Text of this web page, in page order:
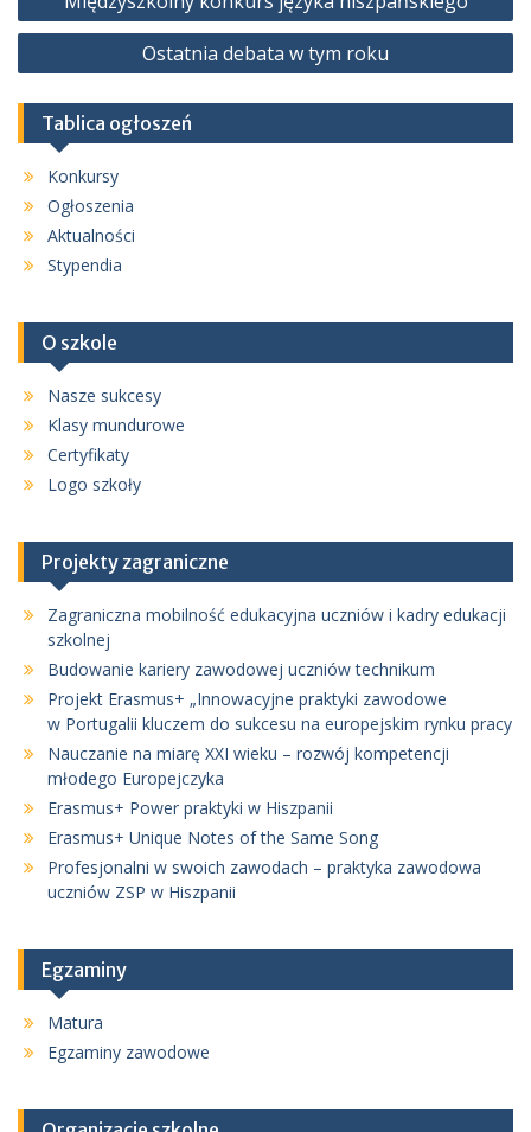
wpisu
Ostatnia debata w tym roku
Tablica ogłoszeń
Konkursy
Ogłoszenia
Aktualności
Stypendia
O szkole
Nasze sukcesy
Klasy mundurowe
Certyfikaty
Logo szkoły
Projekty zagraniczne
Zagraniczna mobilność edukacyjna uczniów i kadry edukacji
szkolnej
Budowanie kariery zawodowej uczniów technikum
Projekt Erasmus+ „Innowacyjne praktyki zawodowe
w Portugalii kluczem do sukcesu na europejskim rynku pracy
Nauczanie na miarę XXI wieku – rozwój kompetencji
młodego Europejczyka
Erasmus+ Power praktyki w Hiszpanii
Erasmus+ Unique Notes of the Same Song
Profesjonalni w swoich zawodach – praktyka zawodowa
uczniów ZSP w Hiszpanii
Egzaminy
Matura
Egzaminy zawodowe